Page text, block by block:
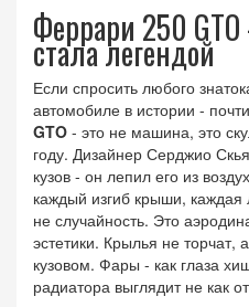
Феррари 250 GTO
стала легендой
Если спросить любого
автомобиле в истории -
GTO - это не машина, это
году. Дизайнер Серджио
кузов - он лепил его из
каждый изгиб крыши, каждая
не случайность. Это
эстетики. Крылья не торчат,
кузовом. Фары - как глаза
радиатора выглядит не как